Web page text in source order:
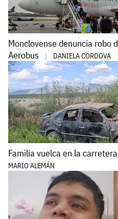
Monclovense denuncia robo
Aerobus
DANIELA CORDOVA
Familia vuelca en la
MARIO ALEMÁN